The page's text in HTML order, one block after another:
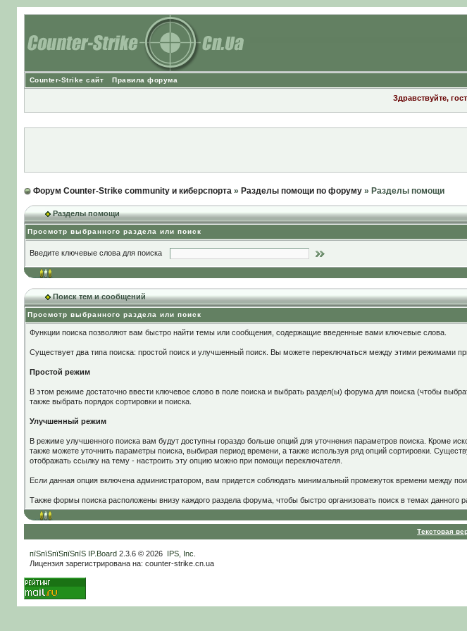
Counter-Strike сайт Правила форума
Здравствуйте,
Форум Counter-Strike community и киберспорта» Разделы помощи по форуму» Разделы помощи
Разделы помощи
Просмотр выбранного раздела или поиск
Введите ключевые слова для поиска
Поиск тем и сообщений
Просмотр выбранного раздела или поиск
Функции поиска позволяют вам быстро найти темы или сообщения, содержащие введенные вами ключевые слова.
Существует два типа поиска: простой поиск и улучшенный поиск. Вы можете переключаться между этими режимами
Простой режим
В этом режиме достаточно ввести ключевое слово в поле поиска и выбрать раздел(ы) форума для поиска (чтобы
также выбрать порядок сортировки и поиска.
Улучшенный режим
В режиме улучшенного поиска вам будут доступны гораздо больше опций для уточнения параметров поиска. Кроме
также можете уточнить параметры поиска, выбирая период времени, а также используя ряд опций сортировки.
отображать ссылку на тему - настроить эту опцию можно при помощи переключателя.
Если данная опция включена администратором, вам придется соблюдать минимальный промежуток времени между
Также формы поиска расположены внизу каждого раздела форума, чтобы быстро организовать поиск в темах данного
Текстовая
пїЅпїЅпїЅпїЅпїЅ IP.Board2.3.6 © 2026 IPS, Inc
Лицензия зарегистрирована на: counter-strike.cn.ua